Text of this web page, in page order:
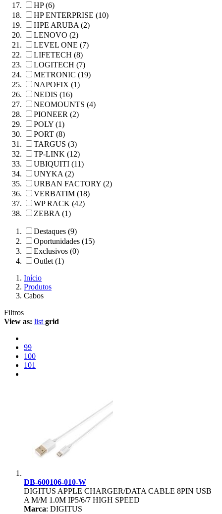
HP (6)
HP ENTERPRISE (10)
HPE ARUBA (2)
LENOVO (2)
LEVEL ONE (7)
LIFETECH (8)
LOGITECH (7)
METRONIC (19)
NAPOFIX (1)
NEDIS (16)
NEOMOUNTS (4)
PIONEER (2)
POLY (1)
PORT (8)
TARGUS (3)
TP-LINK (12)
UBIQUITI (11)
UNYKA (2)
URBAN FACTORY (2)
VERBATIM (18)
WP RACK (42)
ZEBRA (1)
Destaques (9)
Oportunidades (15)
Exclusivos (0)
Outlet (1)
Início
Produtos
Cabos
Filtros
View as: list grid
99
100
101
DB-600106-010-W
DIGITUS APPLE CHARGER/DATA CABLE 8PIN USB
A M/M 1.0M IP5/6/7 HIGH SPEED
Marca: DIGITUS